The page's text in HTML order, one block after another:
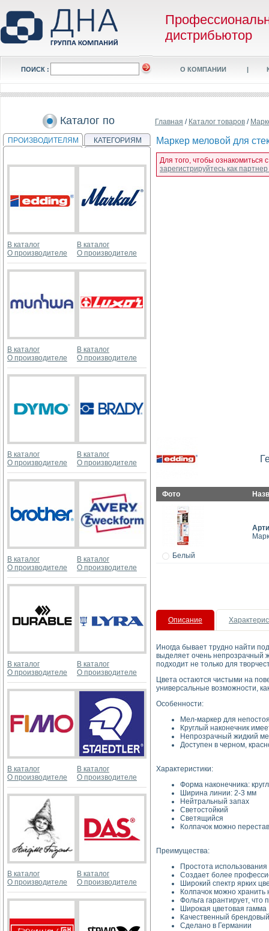
дистрибьютор
ПОИСК : О КОМПАНИИ |
Каталог по
ПРОИЗВОДИТЕЛЯМ КАТЕГОРИЯМ
В каталог
О производителе
В каталог
О производителе
В каталог
О производителе
В каталог
О производителе
В каталог
О производителе
В каталог
О производителе
В каталог
О производителе
В каталог
О производителе
В каталог
О производителе
В каталог
О производителе
В каталог
О производителе
В каталог
О производителе
В каталог
О производителе
В каталог
О производителе
Главная / Каталог товаров /
Маркер меловой для
Для того, чтобы ознакомиться
зарегистрируйтесь как
Фото
Белый
Описание
Иногда бывает трудно найти
выделяет очень непрозрачный
подходит не только для
Цвета остаются чистыми на
универсальные возможности,
Особенности:
Мел-маркер для
Круглый наконечник
Непрозрачный жидкий
Доступен в черном,
Характеристики:
Форма наконечника:
Ширина линии: 2-3 мм
Нейтральный запах
Светостойкий
Светящийся
Колпачок можно
Преимущества:
Простота
Создает более
Широкий спектр ярких
Колпачок можно хранить
Фольга гарантирует, что
Широкая цветовая гамма
Качественный
Сделано в Германии